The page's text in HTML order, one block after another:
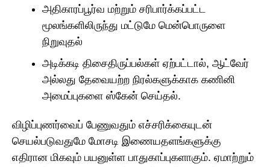
அதிகாரப்பூர்வ மற்றும் சரிபார்க்கப்பட்ட
மூலங்களிலிருந்து மட்டுமே மென்பொருளை
நிறுவுதல்
அடிக்கடி திசைதிருப்பல்கள் ஏற்பட்டால், ஆட்வேர்
அல்லது தேவையற்ற நிரல்களுக்காக கணினி
அமைப்புகளை ஸ்கேன் செய்தல்.
விழிப்புணர்வைப் பேணுவதும் எச்சரிக்கையுடன்
செயல்படுவதுமே மோசடி இணையதளங்களுக்கு
எதிரான மிகவும் பயனுள்ள பாதுகாப்புகளாகும். ஏமாற்றும்